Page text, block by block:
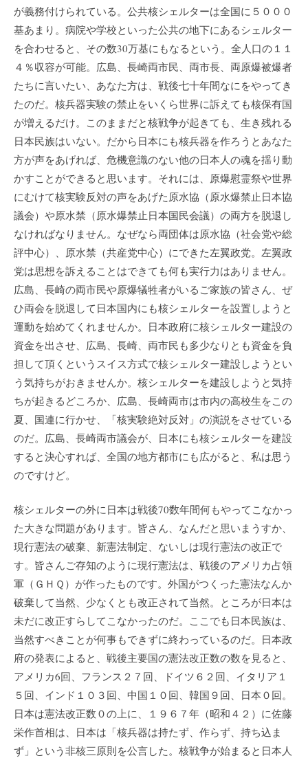
が義務付けられている。公共核シェルターは全国に５０００
基あまり。病院や学校といった公共の地下にあるシェルター
を合わせると、その数30万基にもなるという。全人口の１１
４％収容が可能。広島、長崎両市民、両市長、両原爆被爆者
たちに言いたい、あなた方は、戦後七十年間なにをやってき
たのだ。核兵器実験の禁止をいくら世界に訴えても核保有国
が増えるだけ。このままだと核戦争が起きても、生き残れる
日本民族はいない。だから日本にも核兵器を作ろうとあなた
方が声をあげれば、危機意識のない他の日本人の魂を揺り動
かすことができると思います。それには、原爆慰霊祭や世界
にむけて核実験反対の声をあげた原水協（原水爆禁止日本協
議会）や原水禁（原水爆禁止日本国民会議）の両方を脱退し
なければなりません。なぜなら両団体は原水協（社会党や総
評中心）、原水禁（共産党中心）にできた左翼政党。左翼政
党は思想を訴えることはできても何も実行力はありません。
広島、長崎の両市民や原爆犠牲者がいるご家族の皆さん、ぜ
ひ両会を脱退して日本国内にも核シェルターを設置しようと
運動を始めてくれませんか。日本政府に核シェルター建設の
資金を出させ、広島、長崎、両市民も多少なりとも資金を負
担して頂くというスイス方式で核シェルター建設しようとい
う気持ちがおきませんか。核シェルターを建設しようと気持
ちが起きるどころか、広島、長崎両市は市内の高校生をこの
夏、国連に行かせ、「核実験絶対反対」の演説をさせている
のだ。広島、長崎両市議会が、日本にも核シェルターを建設
すると決心すれば、全国の地方都市にも広がると、私は思う
のですけど。
核シェルターの外に日本は戦後70数年間何もやってこなかっ
た大きな問題があります。皆さん、なんだと思いまうすか、
現行憲法の破棄、新憲法制定、ないしは現行憲法の改正で
す。皆さんご存知のように現行憲法は、戦後のアメリカ占領
軍（ＧＨＱ）が作ったものです。外国がつくった憲法なんか
破棄して当然、少なくとも改正されて当然。ところが日本は
未だに改正すらしてこなかったのだ。ここでも日本民族は、
当然すべきことが何事もできずに終わっているのだ。日本政
府の発表によると、戦後主要国の憲法改正数の数を見ると、
アメリカ6回、フランス２７回、ドイツ６２回、イタリア１
５回、インド１０３回、中国１０回、韓国９回、日本０回。
日本は憲法改正数０の上に、１９６７年（昭和４２）に佐藤
栄作首相は、日本は「核兵器は持たず、作らず、持ち込ま
ず」という非核三原則を公言した。核戦争が始まると日本人